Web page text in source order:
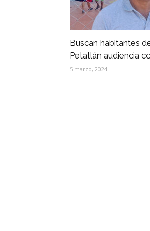
Buscan habitantes
Petatlán audiencia
5 marzo, 2024